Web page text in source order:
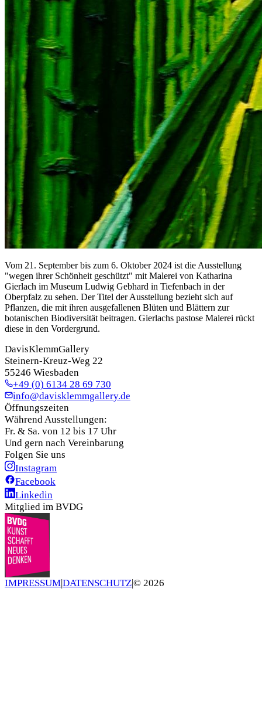
Vom 21. September bis zum 6. Oktober 2024 ist die Ausstellung
"wegen ihrer Schönheit geschützt" mit Malerei von Katharina
Gierlach im Museum Ludwig Gebhard in Tiefenbach in der
Oberpfalz zu sehen. Der Titel der Ausstellung bezieht sich auf
Pflanzen, die mit ihren ausgefallenen Blüten und Blättern zur
botanischen Biodiversität beitragen. Gierlachs pastose Malerei rückt
diese in den Vordergrund.
DavisKlemmGallery
Steinern-Kreuz-Weg 22
55246 Wiesbaden
+49 (0) 6134 28 69 730
info@davisklemmgallery.de
Öffnungszeiten
Während Ausstellungen:
Fr. & Sa. von 12 bis 17 Uhr
Und gern nach Vereinbarung
Folgen Sie uns
Instagram
Facebook
Linkedin
Mitglied im BVDG
IMPRESSUM|DATENSCHUTZ|© 2026